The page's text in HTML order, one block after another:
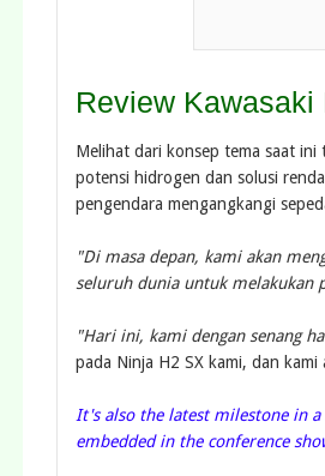
Review
Melihat dari konsep tema saat
potensi hidrogen dan solusi
pengendara mengangkangi
"Di masa depan, kami akan
seluruh dunia untuk melakukan
"Hari ini, kami dengan senang
pada Ninja H2 SX kami, dan
It's also the latest milestone in
embedded in the conference